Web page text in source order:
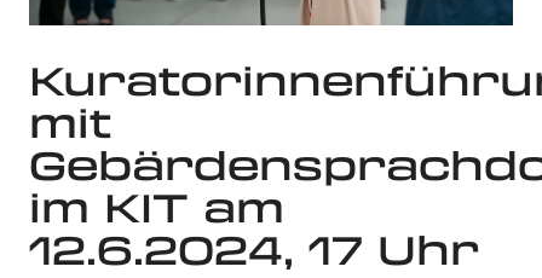
mit
im KIT am
12.6.2024, 17 Uhr